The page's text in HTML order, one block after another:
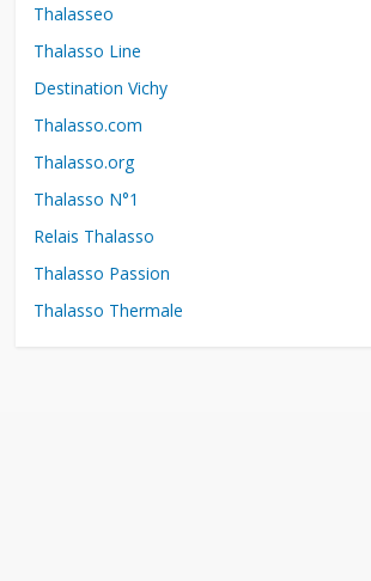
Thalasseo
Thalasso Line
Destination Vichy
Thalasso.com
Thalasso.org
Thalasso N°1
Relais Thalasso
Thalasso Passion
Thalasso Thermale